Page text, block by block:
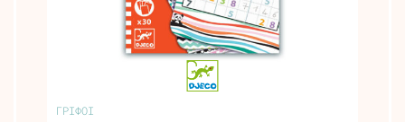
ΓΡΙΦΟΙ